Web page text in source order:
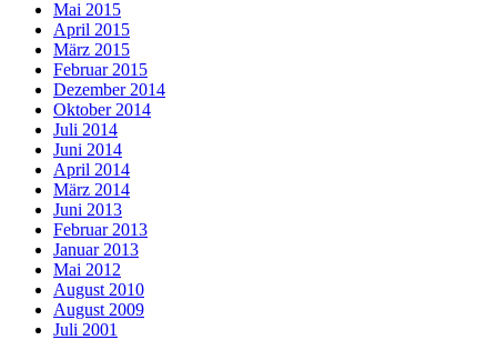
Mai 2015
April 2015
März 2015
Februar 2015
Dezember 2014
Oktober 2014
Juli 2014
Juni 2014
April 2014
März 2014
Juni 2013
Februar 2013
Januar 2013
Mai 2012
August 2010
August 2009
Juli 2001